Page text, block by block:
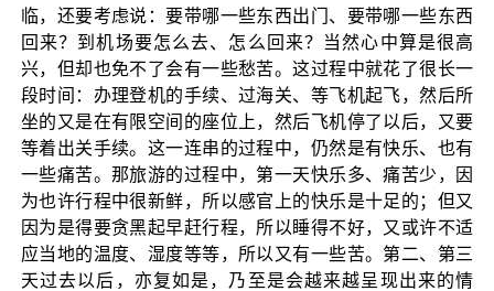
临，还要考虑说：要带哪一些东西出门、要带哪一些东西
回来？到机场要怎么去、怎么回来？当然心中算是很高
兴，但却也免不了会有一些愁苦。这过程中就花了很长一
段时间：办理登机的手续、过海关、等飞机起飞，然后所
坐的又是在有限空间的座位上，然后飞机停了以后，又要
等着出关手续。这一连串的过程中，仍然是有快乐、也有
一些痛苦。那旅游的过程中，第一天快乐多、痛苦少，因
为也许行程中很新鲜，所以感官上的快乐是十足的；但又
因为是得要贪黑起早赶行程，所以睡得不好，又或许不适
应当地的温度、湿度等等，所以又有一些苦。第二、第三
天过去以后，亦复如是，乃至是会越来越呈现出来的情